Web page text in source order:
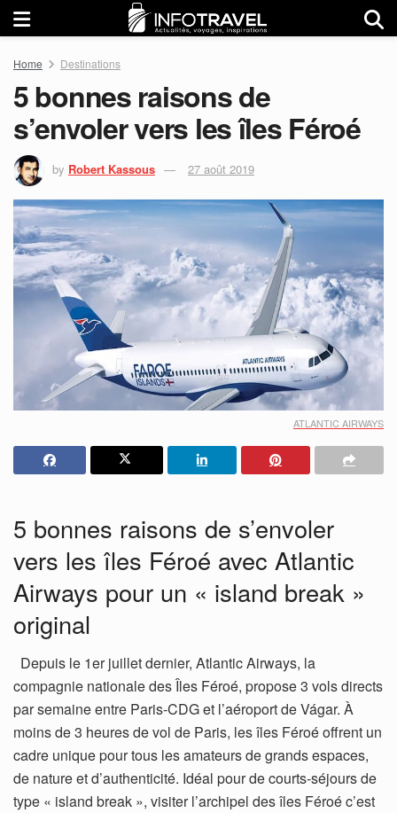
Home Destinations
5 bonnes raisons de
s’envoler vers les îles Féroé
by Robert Kassous 27 août 2019
ATLANTIC AIRWAYS
5 bonnes raisons de s’envoler
vers les îles Féroé avec Atlantic
Airways pour un « island break »
original
Depuis le 1er juillet dernier, Atlantic Airways, la
compagnie nationale des Îles Féroé, propose 3 vols directs
par semaine entre Paris-CDG et l’aéroport de Vágar. À
moins de 3 heures de vol de Paris, les îles Féroé offrent un
cadre unique pour tous les amateurs de grands espaces,
de nature et d’authenticité. Idéal pour de courts-séjours de
type « island break », visiter l’archipel des îles Féroé c’est